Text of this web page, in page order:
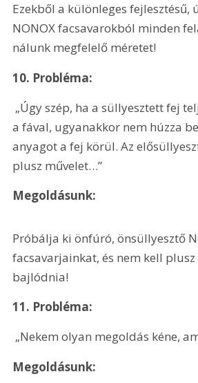
Ezekből a különleges fejlesztésű,
NONOX facsavarokból minden
nálunk megfelelő méretet!
10. Probléma:
a fával, ugyanakkor nem húzza
anyagot a fej körül. Az
plusz művelet…”
Megoldásunk:
Próbálja ki önfúró, önsüllyesztő
facsavarjainkat, és nem kell
bajlódnia!
11. Probléma:
„Nekem olyan megoldás kéne,
Megoldásunk: